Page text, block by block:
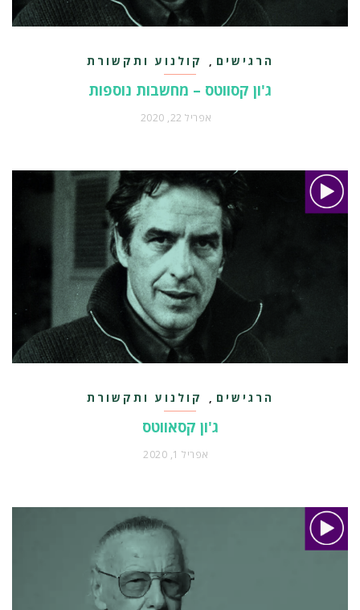
הרגישים , קולנוע ותקשורת
ג'ון קסווטס – מחשבות נוספות
אפריל 22, 2020
הרגישים , קולנוע ותקשורת
ג'ון קסאווטס
אפריל 1, 2020